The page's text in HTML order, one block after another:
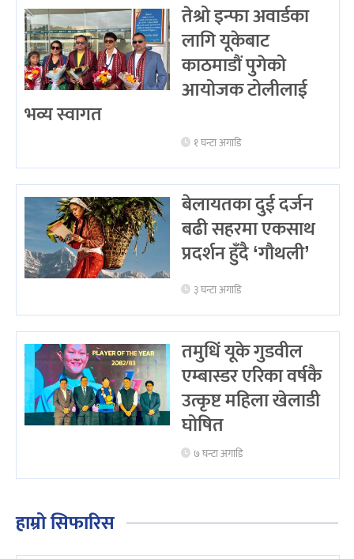
तेश्रो इन्फा अवार्डका
लागि यूकेबाट
काठमाडौं पुगेको
आयोजक टोलीलाई
भव्य स्वागत
१ घन्टा अगाडि
बेलायतका दुई दर्जन
बढी सहरमा एकसाथ
प्रदर्शन हुँदै ‘गौथली’
३ घन्टा अगाडि
तमुधिं यूके गुडवील
एम्बास्डर एरिका वर्षकै
उत्कृष्ट महिला खेलाडी
घोषित
७ घन्टा अगाडि
हाम्रो सिफारिस